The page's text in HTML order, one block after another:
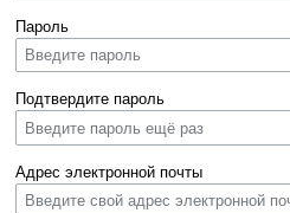
Пароль
Подтвердите пароль
Адрес электронной почты